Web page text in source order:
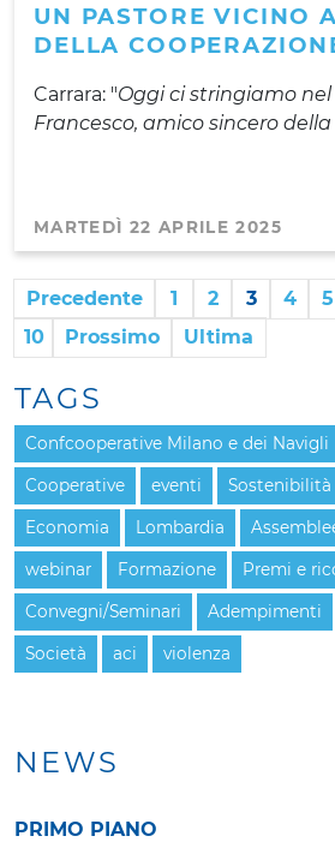
UN PASTORE VICINO
DELLA
Carrara: "Oggi ci stringiamo
Francesco, amico sincero
MARTEDÌ 22 APRILE 2025
Precedente 1 2 3 4 5
10
Prossimo Ultima
NEWS
PRIMO PIANO
TAGS
Confcooperative Milano e dei Navigli
Cooperative eventi Sostenibilità
Economia Lombardia
webinar Formazione Premi e
Convegni/Seminari Adempimenti
Società aci violenza